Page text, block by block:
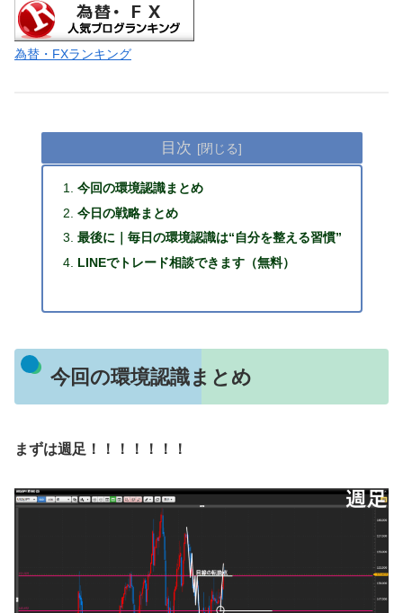
為替・FXランキング
目次
今回の環境認識まとめ
今日の戦略まとめ
最後に｜毎日の環境認識は“自分を整える習慣”
LINEでトレード相談できます（無料）
今回の環境認識まとめ
まずは週足！！！！！！！